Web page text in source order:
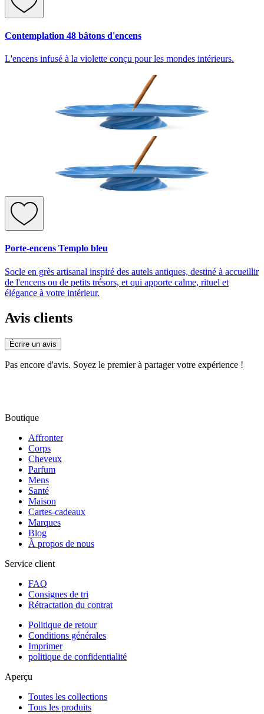
Contemplation 48 bâtons d'encens
L'encens infusé à la violette conçu pour les mondes intérieurs.
Porte-encens Templo bleu
Socle en grès artisanal inspiré des autels antiques, destiné à accueillir
de l'encens ou de petits trésors, et qui apporte calme, rituel et
élégance à votre intérieur.
Avis clients
Écrire un avis
Pas encore d'avis. Soyez le premier à partager votre expérience !
Boutique
Affronter
Corps
Cheveux
Parfum
Mens
Santé
Maison
Cartes-cadeaux
Marques
Blog
À propos de nous
Service client
FAQ
Consignes de tri
Rétractation du contrat
Politique de retour
Conditions générales
Imprimer
politique de confidentialité
Aperçu
Toutes les collections
Tous les produits